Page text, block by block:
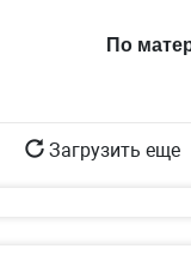
По
Загрузить еще